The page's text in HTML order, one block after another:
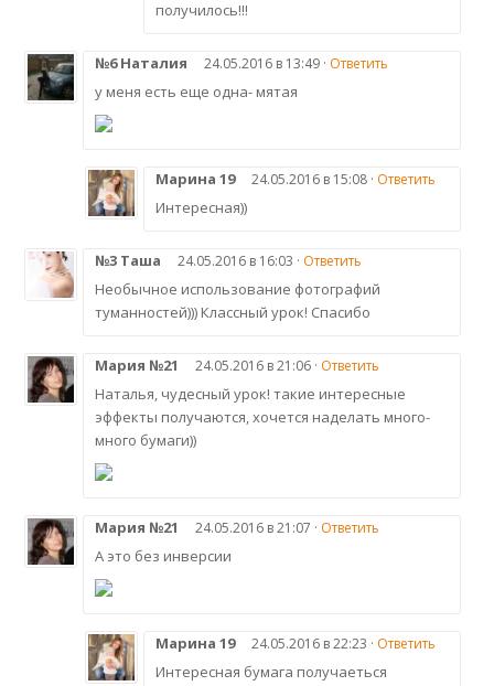
получилось!!!
№6 Наталия 24.05.2016 в 13:49 · Ответить
у меня есть еще одна- мятая
Марина 19 24.05.2016 в 15:08 · Ответить
Интересная))
№3 Таша 24.05.2016 в 16:03 · Ответить
Необычное использование фотографий
туманностей))) Классный урок! Спасибо
Мария №21 24.05.2016 в 21:06 · Ответить
Наталья, чудесный урок! такие интересные
эффекты получаются, хочется наделать много-
много бумаги))
Мария №21 24.05.2016 в 21:07 · Ответить
А это без инверсии
Марина 19 24.05.2016 в 22:23 · Ответить
Интересная бумага получаеться